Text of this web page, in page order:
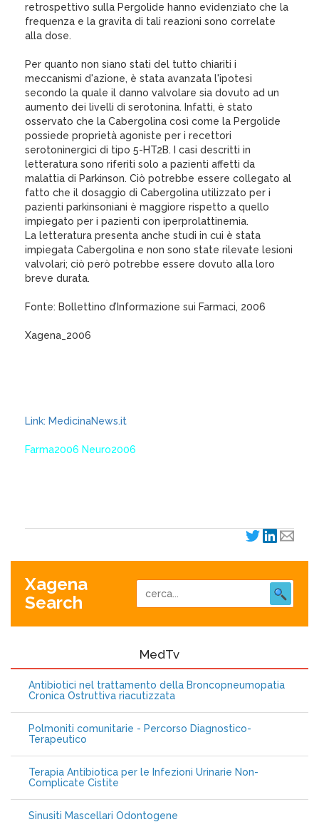
retrospettivo sulla Pergolide hanno evidenziato che la
frequenza e la gravita di tali reazioni sono correlate
alla dose.
Per quanto non siano stati del tutto chiariti i
meccanismi d'azione, è stata avanzata l'ipotesi
secondo la quale il danno valvolare sia dovuto ad un
aumento dei livelli di serotonina. Infatti, è stato
osservato che la Cabergolina così come la Pergolide
possiede proprietà agoniste per i recettori
serotoninergici di tipo 5-HT2B. I casi descritti in
letteratura sono riferiti solo a pazienti affetti da
malattia di Parkinson. Ciò potrebbe essere collegato al
fatto che il dosaggio di Cabergolina utilizzato per i
pazienti parkinsoniani è maggiore rispetto a quello
impiegato per i pazienti con iperprolattinemia.
La letteratura presenta anche studi in cui è stata
impiegata Cabergolina e non sono state rilevate lesioni
valvolari; ciò però potrebbe essere dovuto alla loro
breve durata.
Fonte: Bollettino d’Informazione sui Farmaci, 2006
Xagena_2006
Link: MedicinaNews.it
Farma2006 Neuro2006
Xagena
Search
MedTv
Antibiotici nel trattamento della Broncopneumopatia
Cronica Ostruttiva riacutizzata
Polmoniti comunitarie - Percorso Diagnostico-
Terapeutico
Terapia Antibiotica per le Infezioni Urinarie Non-
Complicate Cistite
Sinusiti Mascellari Odontogene